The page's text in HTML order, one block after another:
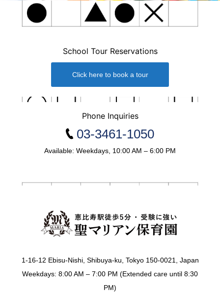
School Tour Reservations
Click here to book a tour
Phone Inquiries
03-3461-1050
Available: Weekdays, 10:00 AM – 6:00 PM
1-16-12 Ebisu-Nishi, Shibuya-ku, Tokyo 150-0021, Japan
Weekdays: 8:00 AM – 7:00 PM (Extended care until 8:30
PM)